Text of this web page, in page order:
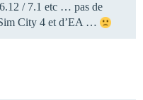
6.12 / 7.1 etc … pas de
City 4 et d’EA …